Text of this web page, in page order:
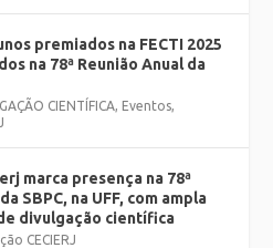
premiados na FECTI 2025
na 78ª Reunião Anual da
CIENTÍFICA, Eventos,
marca presença na 78ª
SBPC, na UFF, com ampla
divulgação científica
CECIERJ